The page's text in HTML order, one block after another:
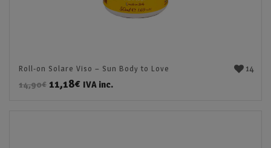
14
Roll-on Solare Viso – Sun Body to Love
14,90€ 11,18€ IVA inc.